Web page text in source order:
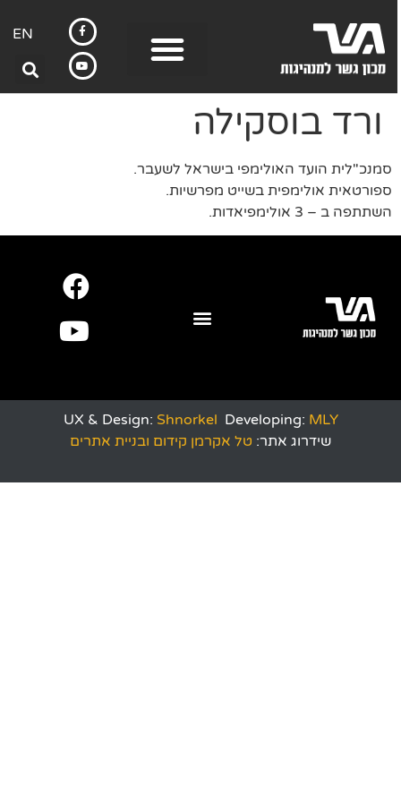
EN
ורד בוסקילה
סמנכ"לית הועד האולימפי בישראל לשעבר.
ספורטאית אולימפית בשייט מפרשיות.
השתתפה ב – 3 אולימפיאדות.
UX & Design:Shnorkel Developing:MLY
שידרוג אתר: טל אקרמן קידום ובניית אתרים